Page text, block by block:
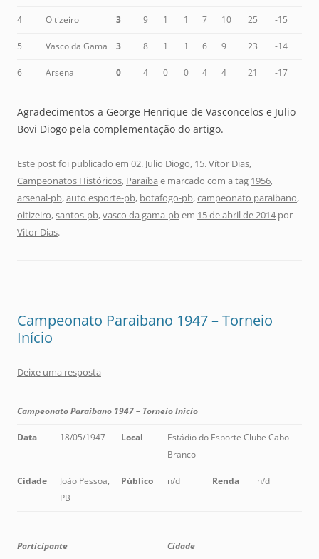
4 Oitizeiro 3 9 1 1 7 10 25 -15
5 Vasco da Gama 3 8 1 1 6 9 23 -14
6 Arsenal 0 4 0 0 4 4 21 -17
Agradecimentos a George Henrique de Vasconcelos e Julio
Bovi Diogo pela complementação do artigo.
Este post foi publicado em 02. Julio Diogo, 15. Vítor Dias,
Campeonatos Históricos, Paraíba e marcado com a tag 1956,
arsenal-pb,auto esporte-pb, botafogo-pb,campeonato paraibano,
oitizeiro,santos-pb,vasco da gama-pbem 15 de abril de 2014por
Vitor Dias.
Campeonato Paraibano 1947 – Torneio
Início
Deixe uma resposta
Campeonato Paraibano 1947 – Torneio Início
Data 18/05/1947 Local
Estádio do Esporte Clube Cabo
Branco
Cidade
João Pessoa,
PB
Público n/d Renda n/d
Participante Cidade